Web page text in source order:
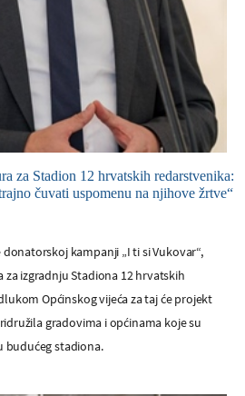
za Stadion 12 hrvatskih redarstvenika:
čuvati uspomenu na njihove žrtve“
kampanji „I ti si Vukovar“,
izgradnju Stadiona 12 hrvatskih
Općinskog vijeća za taj će projekt
gradovima i općinama koje su
stadiona.